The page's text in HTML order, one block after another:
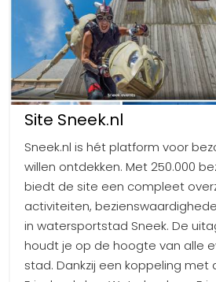
Site Sneek.nl
Sneek.nl is hét platform voor
willen ontdekken. Met 250.000
biedt de site een compleet
activiteiten,
in watersportstad Sneek. De
houdt je op de hoogte van alle
stad. Dankzij een koppeling